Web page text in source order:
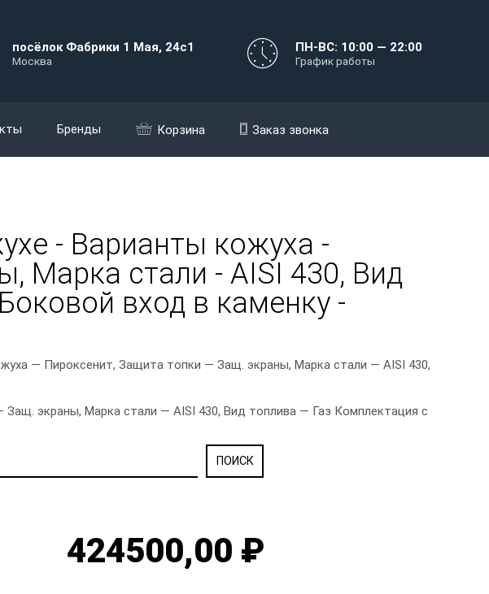
посёлок Фабрики 1 Мая, 24с1
Москва
ПН-ВС: 10:00 — 22:00
График работы
Бренды Корзина Заказ звонка
- Варианты кожуха -
Марка стали - AISI 430, Вид
вход в каменку -
— Пироксенит, Защита топки — Защ. экраны, Марка стали — AISI 430,
экраны, Марка стали — AISI 430, Вид топлива — Газ Комплектация с
424500,00 ₽